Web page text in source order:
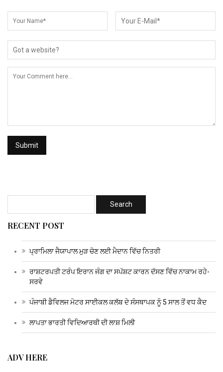
RECENT POST
ਪ੍ਰਾਮਿਲਾ ਜੈਯਾਪਾਲ ਮੁੜ ਚੋਣ ਲਈ ਮੈਦਾਨ ਵਿੱਚ ਨਿਤਰੀ
ਰਾਸ਼ਟਰਪਤੀ ਟਰੰਪ ਇਰਾਨ ਜੰਗ ਦਾ ਸਪੱਸ਼ਟ ਕਾਰਨ ਦੱਸਣ ਵਿੱਚ ਨਾਕਾਮ ਰਹੇ-
ਸਰਵੇ
ਪੰਜਾਬੀ ਡੈਵਿਲਜ ਮੋਟਰ ਸਾਈਕਲ ਕਲੱਬ ਦੇ ਸੰਸਥਾਪਕ ਨੂੰ 5 ਸਾਲ ਤੋਂ ਵਧ ਕੈਦ
ਲਾਪਤਾ ਭਾਰਤੀ ਵਿਦਿਆਰਥੀ ਦੀ ਲਾਸ਼ ਮਿਲੀ
ADV HERE